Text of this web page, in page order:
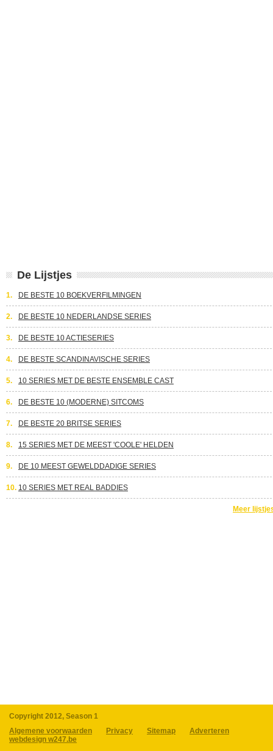
De Lijstjes
1. DE BESTE 10 BOEKVERFILMINGEN
2. DE BESTE 10 NEDERLANDSE SERIES
3. DE BESTE 10 ACTIESERIES
4. DE BESTE SCANDINAVISCHE SERIES
5. 10 SERIES MET DE BESTE ENSEMBLE CAST
6. DE BESTE 10 (MODERNE) SITCOMS
7. DE BESTE 20 BRITSE SERIES
8. 15 SERIES MET DE MEEST 'COOLE' HELDEN
9. DE 10 MEEST GEWELDDADIGE SERIES
10. 10 SERIES MET REAL BADDIES
Meer
Copyright 2012, Season 1
Algemene voorwaarden
Privacy Sitemap
Adverteren
webdesign w247.be